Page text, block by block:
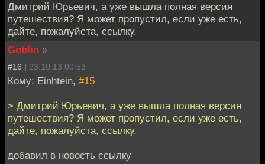
Дмитрий Юрьевич, а уже вышла полная версия
путешествия? Я может пропустил, если уже есть,
дайте, пожалуйста, ссылку.
Goblin »
#16 | 23.10.13 00:53
Кому: Einhtein, #15
> Дмитрий Юрьевич, а уже вышла полная версия
путешествия? Я может пропустил, если уже есть,
дайте, пожалуйста, ссылку.
добавил в новость ссылку